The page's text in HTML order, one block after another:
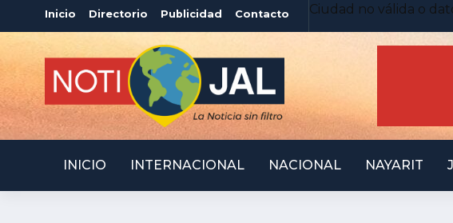
Inicio Directorio Publicidad Contacto Ciudad no válida o
INICIO INTERNACIONAL NACIONAL NAYARIT